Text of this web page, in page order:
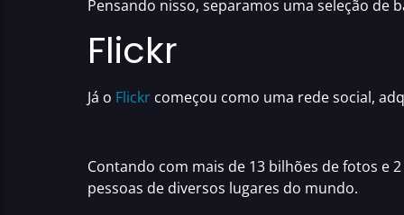
Pensando nisso, separamos uma seleção de
Flickr
Já o Flickr começou como uma rede social,
Contando com mais de 13 bilhões de fotos e
pessoas de diversos lugares do mundo.